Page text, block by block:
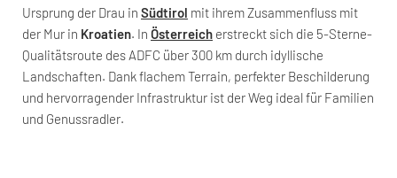
Ursprung der Drau in Südtirol mit ihrem Zusammenfluss mit
der Mur in Kroatien. In Österreich erstreckt sich die 5-Sterne-
Qualitätsroute des ADFC über 300 km durch idyllische
Landschaften. Dank flachem Terrain, perfekter Beschilderung
und hervorragender Infrastruktur ist der Weg ideal für Familien
und Genussradler.